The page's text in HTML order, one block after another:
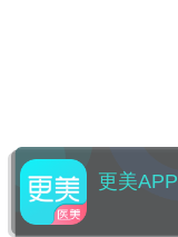
更美APP